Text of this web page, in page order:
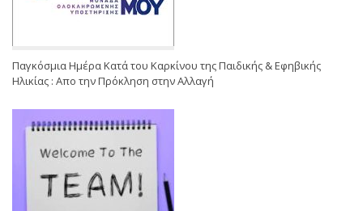
Παγκόσμια Ημέρα Κατά του Καρκίνου της Παιδικής & Εφηβικής
Ηλικίας : Απο την Πρόκληση στην Αλλαγή